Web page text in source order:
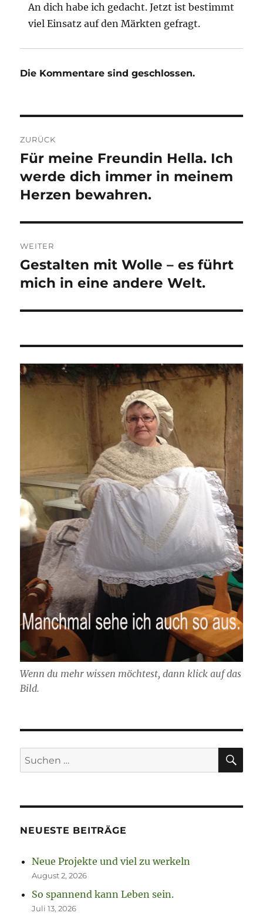
An dich habe ich gedacht. Jetzt ist bestimmt
viel Einsatz auf den Märkten gefragt.
Die Kommentare sind geschlossen.
ZURÜCK
Vorheriger
Beitrag:
Für meine Freundin Hella. Ich
werde dich immer in meinem
Herzen bewahren.
WEITER
Nächster
Beitrag:
Gestalten mit Wolle – es führt
mich in eine andere Welt.
Wenn du mehr wissen möchtest, dann klick auf das
Bild.
Suchen
nach:
NEUESTE BEITRÄGE
Neue Projekte und viel zu werkeln
August 2, 2026
So spannend kann Leben sein.
Juli 13, 2026